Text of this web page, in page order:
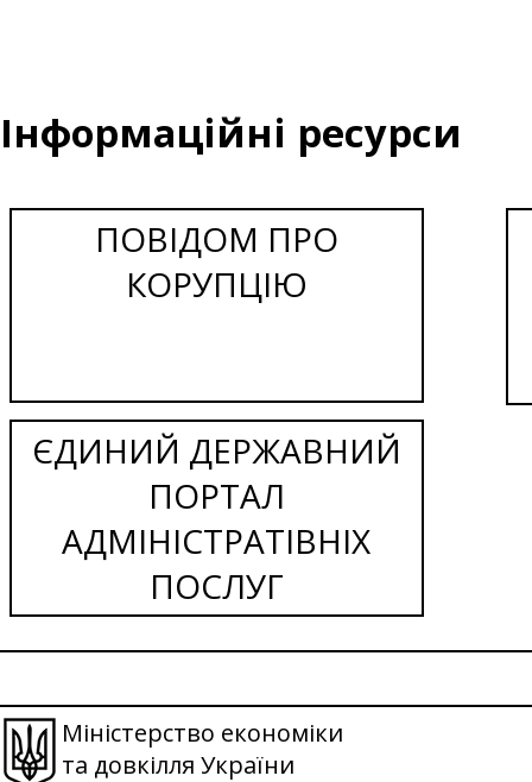
Інформаційні ресурси
ПОВІДОМ ПРО
КОРУПЦІЮ
ЄДИНИЙ ДЕРЖАВНИЙ
ПОРТАЛ
АДМІНІСТРАТІВНІХ
ПОСЛУГ
Міністерство економіки
та довкілля України